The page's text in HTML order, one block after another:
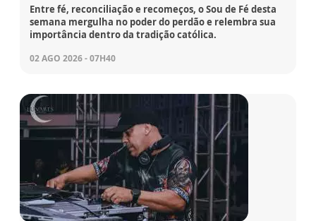
Entre fé, reconciliação e recomeços, o Sou de Fé desta
semana mergulha no poder do perdão e relembra sua
importância dentro da tradição católica.
02 AGO 2026 - 07H40